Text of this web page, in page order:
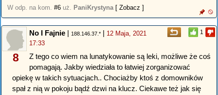
W odp. na kom. #6 uż. PaniKrystyna [ Zobacz ]
1
8
No I Fajnie | 188.146.37.* | 12 Maja, 2021
17:33
Z tego co wiem na lunatykowanie są leki, możliwe że coś
pomagają. Jakby wiedziała to łatwiej zorganizować
opiekę w takich sytuacjach.. Chociażby ktoś z domowników
spał z nią w pokoju bądź dzwi na klucz. Ciekawe też jak się